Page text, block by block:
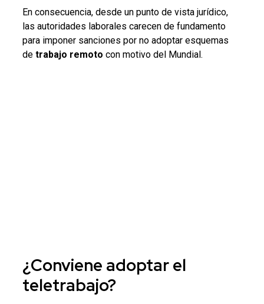
En consecuencia, desde un punto de vista jurídico,
las autoridades laborales carecen de fundamento
para imponer sanciones por no adoptar esquemas
de trabajo remoto con motivo del Mundial.
¿Conviene adoptar el
teletrabajo?